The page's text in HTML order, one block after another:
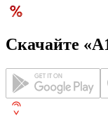
Скачайте